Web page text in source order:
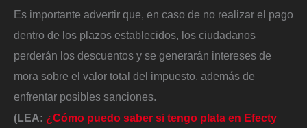
Es importante advertir que, en caso de no realizar el pago
dentro de los plazos establecidos, los ciudadanos
perderán los descuentos y se generarán intereses de
mora sobre el valor total del impuesto, además de
enfrentar posibles sanciones.
(LEA: ¿Cómo puedo saber si tengo plata en Efecty